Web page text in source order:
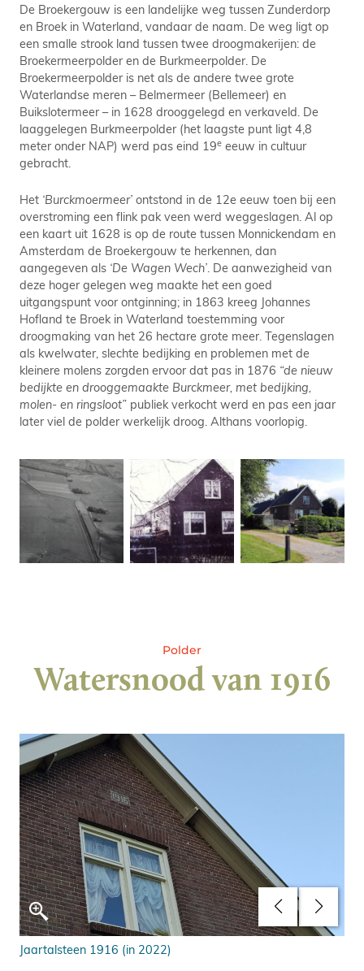
De Broekergouw is een landelijke weg tussen Zunderdorp
en Broek in Waterland, vandaar de naam. De weg ligt op
een smalle strook land tussen twee droogmakerijen: de
Broekermeerpolder en de Burkmeerpolder. De
Broekermeerpolder is net als de andere twee grote
Waterlandse meren – Belmermeer (Bellemeer) en
Buikslotermeer – in 1628 drooggelegd en verkaveld. De
laaggelegen Burkmeerpolder (het laagste punt ligt 4,8
meter onder NAP) werd pas eind 19e eeuw in cultuur
gebracht.
Het ‘Burckmoermeer’ ontstond in de 12e eeuw toen bij een
overstroming een flink pak veen werd weggeslagen. Al op
een kaart uit 1628 is op de route tussen Monnickendam en
Amsterdam de Broekergouw te herkennen, dan
aangegeven als ‘De Wagen Wech’. De aanwezigheid van
deze hoger gelegen weg maakte het een goed
uitgangspunt voor ontginning; in 1863 kreeg Johannes
Hofland te Broek in Waterland toestemming voor
droogmaking van het 26 hectare grote meer. Tegenslagen
als kwelwater, slechte bedijking en problemen met de
kleinere molens zorgden ervoor dat pas in 1876 “de nieuw
bedijkte en drooggemaakte Burckmeer, met bedijking,
molen- en ringsloot” publiek verkocht werd en pas een jaar
later viel de polder werkelijk droog. Althans voorlopig.
Polder
Watersnood van 1916
Jaartalsteen 1916 (in 2022)